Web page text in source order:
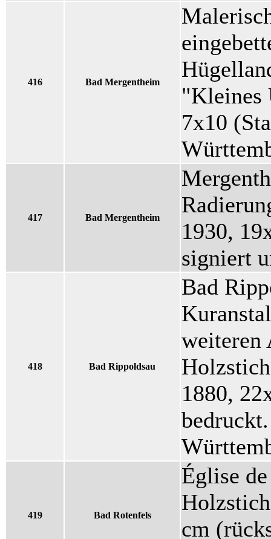
416 Bad Mergentheim
"Kleines
7x10
417 Bad Mergentheim
1930,
signiert
418 Bad Rippoldsau
Bad
weiteren
1880,
419 Bad Rotenfels
Église
cm